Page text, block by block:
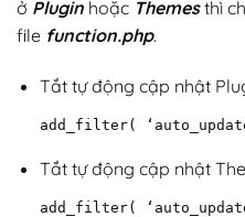
ở Plugin hoặc Themes thì
file function.php.
Tắt tự động cập nhật
Tắt tự động cập nhật
add_filter(